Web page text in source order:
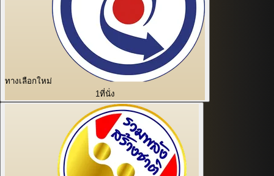
ทางเลือกใหม่
1ที่นั่ง